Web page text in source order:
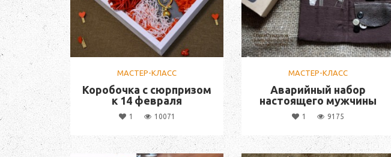
МАСТЕР-КЛАСС
Коробочка с сюрпризом
к 14 февраля
1 10071
МАСТЕР-КЛАСС
Аварийный набор
настоящего мужчины
1 9175